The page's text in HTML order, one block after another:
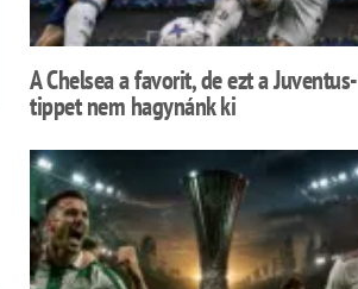
A Chelsea a favorit, de ezt a Juventus-
tippet nem hagynánk ki